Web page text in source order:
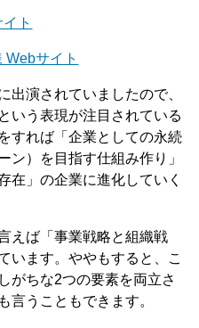
ト
Webサイト
出演されていましたので、
いう表現が注目されている
すれば「企業としての永続
ン）を目指す仕組み作り」
在」の企業に進化していく
えば「事業戦略と組織戦
います。ややもすると、こ
がちな2つの要素を両立さ
言うこともできます。